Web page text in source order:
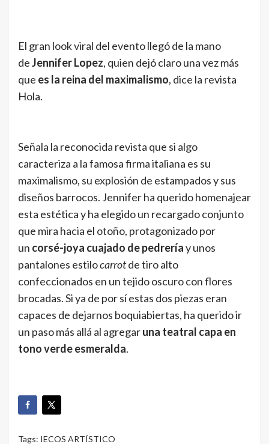
El gran look viral del evento llegó de la mano
deJennifer Lopez, quien dejó claro una vez más
que es la reina del maximalismo, dice la revista
Hola.
Señala la reconocida revista que si algo
caracteriza a la famosa firma italiana es su
maximalismo, su explosión de estampados y sus
diseños barrocos. Jennifer ha querido homenajear
esta estética y ha elegido un recargado conjunto
que mira hacia el otoño, protagonizado por
un corsé-joya cuajado de pedreríay unos
pantalones estilocarrotde tiro alto
confeccionados en un tejido oscuro con flores
brocadas. Si ya de por sí estas dos piezas eran
capaces de dejarnos boquiabiertas, ha querido ir
un paso más allá al agregaruna teatral capa en
tono verde esmeralda.
Tags: IECOS ARTÍSTICO